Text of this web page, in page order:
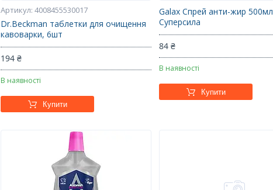
4008455530017
Dr.Beckman таблетки для очищення
кавоварки, 6шт
194 ₴
В наявності
Купити
Galax Спрей анти-жир 500мл
Суперсила
84 ₴
В наявності
Купити